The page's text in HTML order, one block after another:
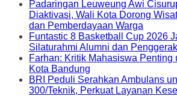
Padaringan Leuweung Awi
Diaktivasi, Wali Kota Dorong
dan Pemberdayaan Warga
Funtastic 8 Basketball Cup 2026
Silaturahmi Alumni dan
Farhan: Kritik Mahasiswa Penting
Kota Bandung
BRI Peduli Serahkan Ambulans
300/Teknik, Perkuat Layanan